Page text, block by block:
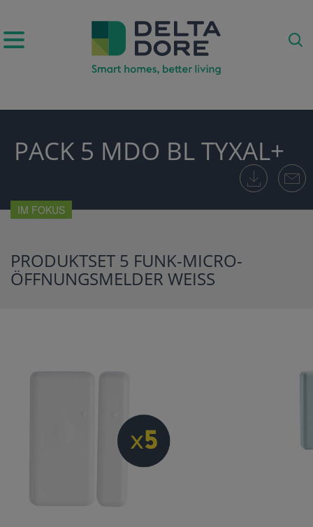
PACK 5 MDO BL TYXAL+
IM FOKUS
PRODUKTSET 5 FUNK-MICRO-
ÖFFNUNGSMELDER WEISS